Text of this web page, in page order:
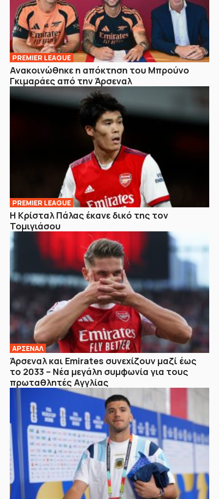
PREMIER LEAGUE
Ανακοινώθηκε η απόκτηση του Μπρούνο
Γκιμαράες από την Άρσεναλ
PREMIER LEAGUE
Η Κρίσταλ Πάλας έκανε δικό της τον
Τομιγιάσου
ΑΡΣΕΝΑΛ
Άρσεναλ και Emirates συνεχίζουν μαζί έως
το 2033 – Νέα μεγάλη συμφωνία για τους
πρωταθλητές Αγγλίας